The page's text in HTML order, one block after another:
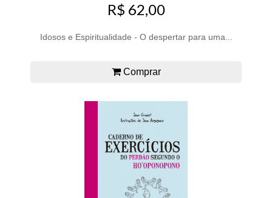
R$ 62,00
Idosos e Espiritualidade - O despertar para uma...
Comprar